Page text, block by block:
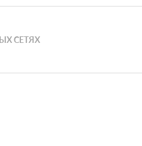
СЕТЯХ